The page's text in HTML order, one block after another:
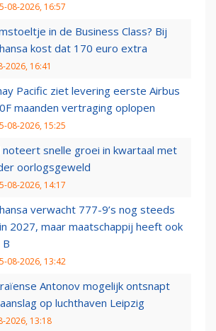
08-2026, 16:57
in de Business Class? Bij
kost dat 170 euro extra
2026, 16:41
Pacific ziet levering eerste Airbus
maanden vertraging oplopen
08-2026, 15:25
noteert snelle groei in kwartaal met
oorlogsgeweld
08-2026, 14:17
verwacht 777-9’s nog steeds
2027, maar maatschappij heeft ook
B
08-2026, 13:42
Antonov mogelijk ontsnapt
op luchthaven Leipzig
2026, 13:18